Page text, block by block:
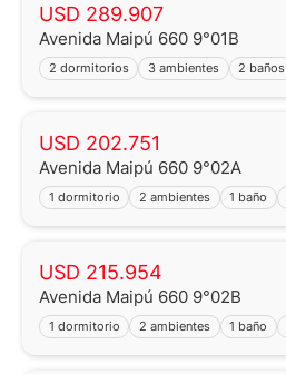
USD 289.907
Avenida Maipú 660 9°01B
2 dormitorios 3 ambientes 2 baños
USD 202.751
Avenida Maipú 660 9°02A
1 dormitorio 2 ambientes 1 baño
USD 215.954
Avenida Maipú 660 9°02B
1 dormitorio 2 ambientes 1 baño